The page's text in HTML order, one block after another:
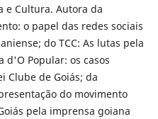
e Cultura. Autora da
o papel das redes sociais
do TCC: As lutas pela
d'O Popular: os casos
Clube de Goiás; da
do movimento
pela imprensa goiana